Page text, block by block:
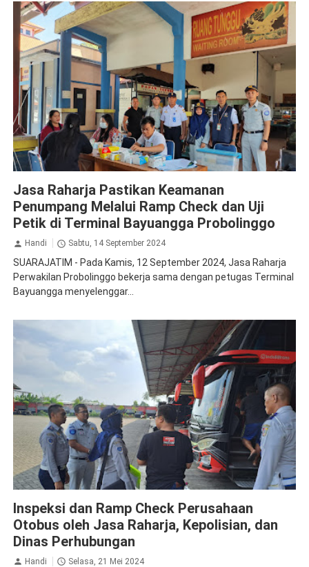
Jasa Raharja Pastikan Keamanan
Penumpang Melalui Ramp Check dan Uji
Petik di Terminal Bayuangga Probolinggo
Handi Sabtu, 14 September 2024
SUARAJATIM - Pada Kamis, 12 September 2024, Jasa Raharja
Perwakilan Probolinggo bekerja sama dengan petugas Terminal
Bayuangga menyelenggar...
Inspeksi dan Ramp Check Perusahaan
Otobus oleh Jasa Raharja, Kepolisian, dan
Dinas Perhubungan
Handi Selasa, 21 Mei 2024